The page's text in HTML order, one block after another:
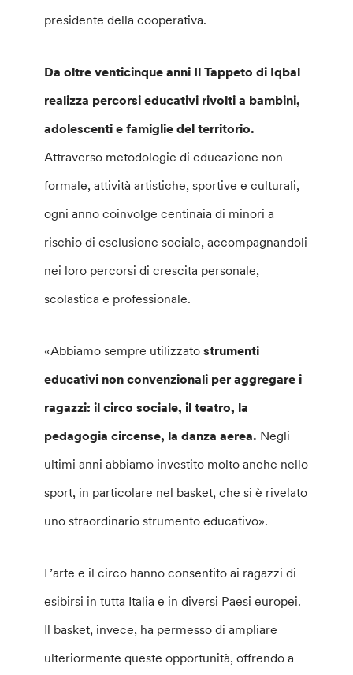
presidente della cooperativa.
Da oltre venticinque anni Il Tappeto di Iqbal
realizza percorsi educativi rivolti a bambini,
adolescenti e famiglie del territorio.
Attraverso metodologie di educazione non
formale, attività artistiche, sportive e culturali,
ogni anno coinvolge centinaia di minori a
rischio di esclusione sociale, accompagnandoli
nei loro percorsi di crescita personale,
scolastica e professionale.
«Abbiamo sempre utilizzatostrumenti
educativi non convenzionali per aggregare i
ragazzi: il circo sociale, il teatro, la
pedagogia circense, la danza aerea. Negli
ultimi anni abbiamo investito molto anche nello
sport, in particolare nel basket, che si è rivelato
uno straordinario strumento educativo».
L’arte e il circo hanno consentito ai ragazzi di
esibirsi in tutta Italia e in diversi Paesi europei.
Il basket, invece, ha permesso di ampliare
ulteriormente queste opportunità, offrendo a